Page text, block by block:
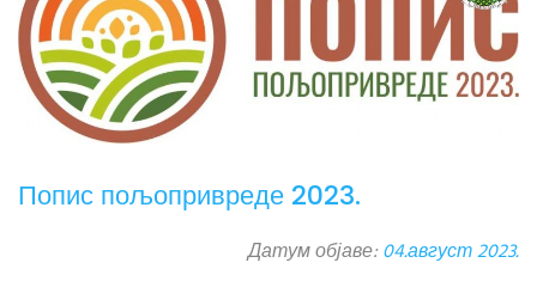
Попис пољопривреде 2023.
Датум објаве:04.август 2023.